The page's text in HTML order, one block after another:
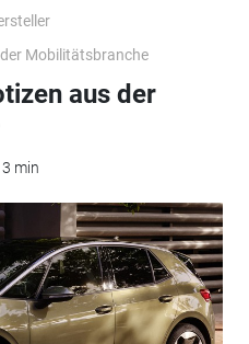
Mobilitätsbranche
aus der
min